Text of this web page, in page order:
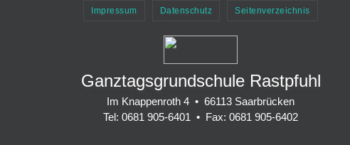
Impressum Datenschutz Seitenverzeichnis
Ganztagsgrundschule Rastpfuhl
Im Knappenroth 4 • 66113 Saarbrücken
Tel: 0681 905-6401 • Fax: 0681 905-6402